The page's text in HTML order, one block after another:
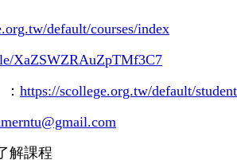
default/courses/index
XaZSWZRAuZpTMf3C7
https://scollege.org.tw/default/
解課程